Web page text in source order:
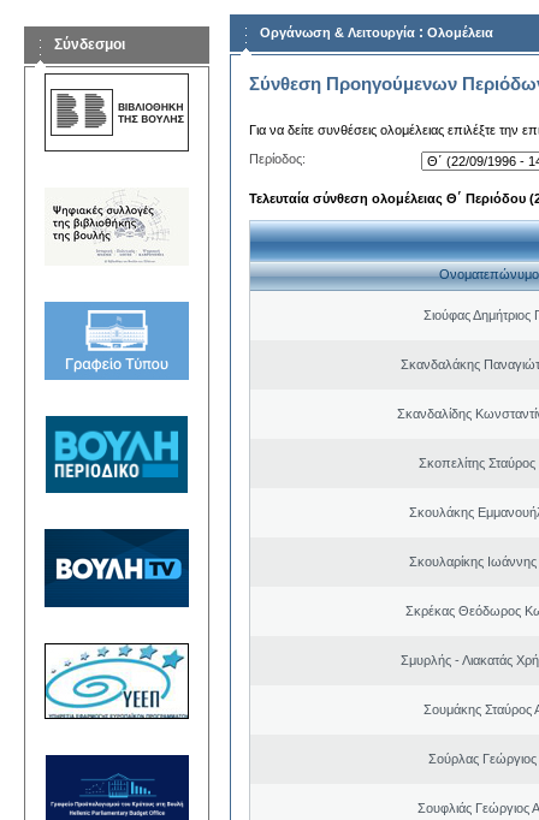
Σύνδεσμοι
Οργάνωση & Λειτουργία : Ολομέλεια
Σύνθεση Προηγούμενων
Για να δείτε συνθέσεις ολομέλειας επιλέξτε την
Περίοδος:
Τελευταία σύνθεση ολομέλειας Θ΄ Περιόδου
Ονοματεπώνυμο
Σιούφας Δημήτριος
Σκανδαλάκης
Σκανδαλίδης
Σκοπελίτης
Σκουλάκης
Σκουλαρίκης
Σκρέκας Θεόδωρος
Σμυρλής - Λιακατάς
Σουμάκης Σταύρος
Σούρλας
Σουφλιάς Γεώργιος